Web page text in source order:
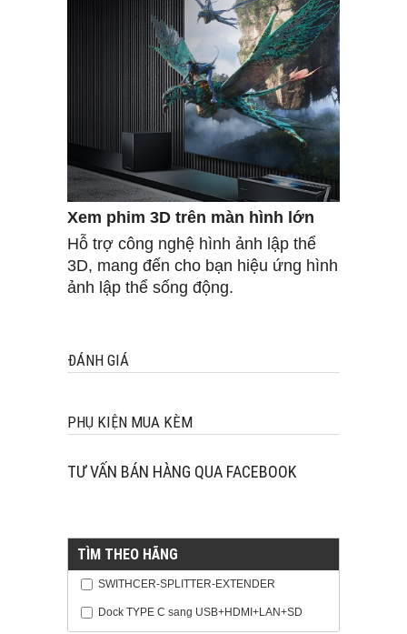
Xem phim 3D trên màn hình lớn
Hỗ trợ công nghệ hình ảnh lập thể
3D, mang đến cho bạn hiệu ứng hình
ảnh lập thể sống động.
ĐÁNH GIÁ
PHỤ KIỆN MUA KÈM
TƯ VẤN BÁN HÀNG QUA FACEBOOK
TÌM THEO HÃNG
SWITHCER-SPLITTER-EXTENDER
Dock TYPE C sang USB+HDMI+LAN+SD